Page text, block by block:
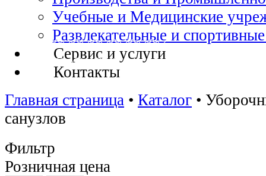
Учебные и Медицинские
Развлекательные и
Сервис и услуги
Контакты
Главная страница • Каталог •
санузлов
Фильтр
Розничная цена